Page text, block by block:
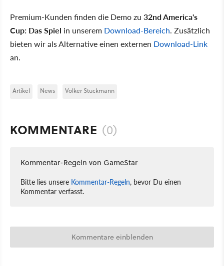
Premium-Kunden finden die Demo zu 32nd America's
Cup: Das Spiel in unserem Download-Bereich. Zusätzlich
bieten wir als Alternative einen externen Download-Link
an.
Artikel News Volker Stuckmann
KOMMENTARE (0)
Kommentar-Regeln von GameStar
Bitte lies unsere Kommentar-Regeln, bevor Du einen
Kommentar verfasst.
Kommentare einblenden